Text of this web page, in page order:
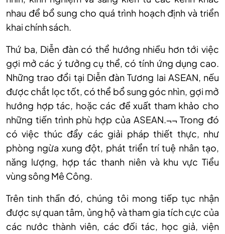
nhau để bổ sung cho quá trình hoạch định và triển
khai chính sách.
Thứ ba, Diễn đàn có thể hướng nhiều hơn tới việc
gợi mở các ý tưởng cụ thể, có tính ứng dụng cao.
Những trao đổi tại Diễn đàn Tương lai ASEAN, nếu
được chắt lọc tốt, có thể bổ sung góc nhìn, gợi mở
hướng hợp tác, hoặc các đề xuất tham khảo cho
những tiến trình phù hợp của ASEAN.¬¬ Trong đó
có việc thúc đẩy các giải pháp thiết thực, như
phòng ngừa xung đột, phát triển trí tuệ nhân tạo,
năng lượng, hợp tác thanh niên và khu vực Tiểu
vùng sông Mê Công.
Trên tinh thần đó, chúng tôi mong tiếp tục nhận
được sự quan tâm, ủng hộ và tham gia tích cực của
các nước thành viên, các đối tác, học giả, viện